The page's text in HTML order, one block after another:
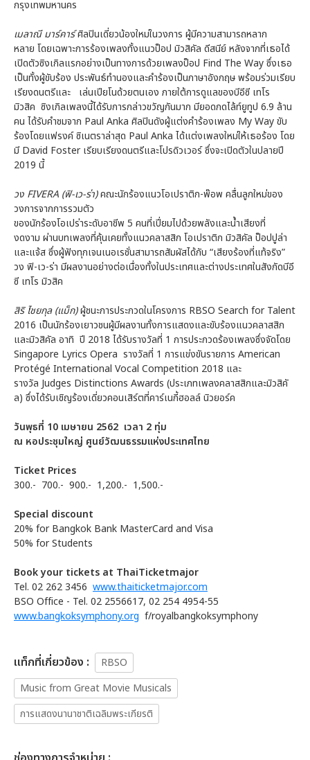
กรุงเทพมหานคร
เมลาณี มาร์คาร์ศิลปินเดี่ยวน้องใหม่ในวงการ ผู้มีความสามารถหลาก
หลาย โดยเฉพาะการร้องเพลงทั้งแนวป็อป มิวสิคัล ดีสนีย์ หลังจากที่เธอได้
เปิดตัวซิงเกิลแรกอย่างเป็นทางการด้วยเพลงป็อป Find The Way ซึ่งเธอ
เป็นทั้งผู้ขับร้อง ประพันธ์ทำนองและคำร้องเป็นภาษาอังกฤษ พร้อมร่วมเรียบ
เรียงดนตรีและ เล่นเปียโนด้วยตนเอง ภายใต้การดูแลของบีอีซี เทโร
มิวสิค ซิงเกิลเพลงนี้ได้รับการกล่าวขวัญกันมาก มียอดกดไล้ท์ยูทูป 6.9 ล้าน
คน ได้รับคำชมจาก Paul Anka ศิลปินดังผู้แต่งคำร้องเพลง My Way ขับ
ร้องโดยแฟรงค์ ซิเนตราล่าสุด Paul Anka ได้แต่งเพลงใหม่ให้เธอร้อง โดย
มี David Foster เรียบเรียงดนตรีและโปรดิวเวอร์ ซึ่งจะเปิดตัวในปลายปี
2019 นี้
วง FIVERA (ฟิ-เว-ร่า)คณะนักร้องแนวโอเปราติก-พ๊อพ คลื่นลูกใหม่ของ
วงการจากการรวมตัว
ของนักร้องโอเปร่าระดับอาชีพ 5 คนที่เปี่ยมไปด้วยพลังและน้ำเสียงที่
งดงาม ผ่านบทเพลงที่คุ้นเคยทั้งแนวคลาสสิก โอเปราติก มิวสิคัล ป็อปปูล่า
และแจ้ส ซึ่งผู้ฟังทุกเจนเนอเรชั่นสามารถสัมผัสได้กับ “เสียงร้องที่แท้จริง”
วง ฟิ-เว-ร่า มีผลงานอย่างต่อเนื่องทั้งในประเทศและต่างประเทศในสังกัดบีอี
ซี เทโร มิวสิค
สิริ ไชยกุล(แม็ก)ผู้ชนะการประกวดในโครงการ RBSO Search for Talent
2016 เป็นนักร้องเยาวชนผู้มีผลงานทั้งการแสดงและขับร้องแนวคลาสสิก
และมิวสิคัล อาทิ ปี 2018 ได้รับรางวัลที่ 1 การประกวดร้องเพลงซึ่งจัดโดย
Singapore Lyrics Opera รางวัลที่ 1 การแข่งขันรายการ American
Protégé International Vocal Competition 2018 และ
รางวัล Judges Distinctions Awards (ประเภทเพลงคลาสสิกและมิวสิคั
ล) ซึ่งได้รับเชิญร้องเดี่ยวคอนเสิร์ตที่คาร์เนกี้ฮอลล์ นิวยอร์ค
วันพุธที่ 10 เมษายน 2562 เวลา 2 ทุ่ม
ณ หอประชุมใหญ่ ศูนย์วัฒนธรรมแห่งประเทศไทย
Ticket Prices
300.- 700.- 900.- 1,200.- 1,500.-
Special discount
20% for Bangkok Bank MasterCard and Visa
50% for Students
Book your tickets at ThaiTicketmajor
Tel. 02 262 3456 www.thaiticketmajor.com
BSO Office - Tel. 02 2556617, 02 254 4954-55
www.bangkoksymphony.org f/royalbangkoksymphony
เเท็กที่เกี่ยวข้อง :
RBSO
Music from Great Movie Musicals
การแสดงนานาชาติเฉลิมพระเกียรติ